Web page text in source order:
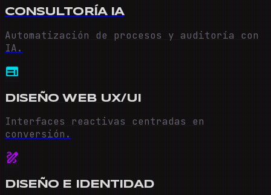
CONSULTORÍA IA
Automatización de procesos y auditoría con
IA.
web
DISEÑO WEB UX/UI
Interfaces reactivas centradas en
conversión.
draw
DISEÑO E IDENTIDAD